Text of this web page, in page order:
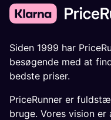
Siden 1999 har
besøgende med at
bedste priser.
PriceRunner er
bruge. Vores vision